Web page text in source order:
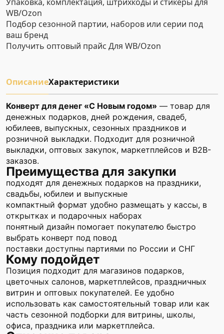
WB/Ozon
Подбор сезонной партии, наборов или серии под
ваш бренд
Получить оптовый прайс Для WB/Ozon
ОписаниеХарактеристики
Конверт для денег «С Новым годом» — товар для
денежных подарков, дней рождения, свадеб,
юбилеев, выпускных, сезонных праздников и
розничной выкладки. Подходит для розничной
выкладки, оптовых закупок, маркетплейсов и B2B-
заказов.
Преимущества для закупки
подходят для денежных подарков на праздники,
свадьбы, юбилеи и выпускные
компактный формат удобно размещать у кассы, в
открытках и подарочных наборах
понятный дизайн помогает покупателю быстро
выбрать конверт под повод
поставки доступны партиями по России и СНГ
Кому подойдет
Позиция подходит для магазинов подарков,
цветочных салонов, маркетплейсов, праздничных
витрин и оптовых покупателей. Ее удобно
использовать как самостоятельный товар или как
часть сезонной подборки для витрины, школы,
офиса, праздника или маркетплейса.